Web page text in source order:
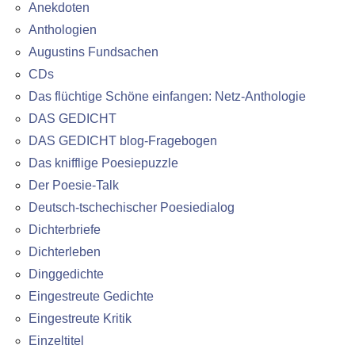
Anekdoten
Anthologien
Augustins Fundsachen
CDs
Das flüchtige Schöne einfangen: Netz-Anthologie
DAS GEDICHT
DAS GEDICHT blog-Fragebogen
Das knifflige Poesiepuzzle
Der Poesie-Talk
Deutsch-tschechischer Poesiedialog
Dichterbriefe
Dichterleben
Dinggedichte
Eingestreute Gedichte
Eingestreute Kritik
Einzeltitel